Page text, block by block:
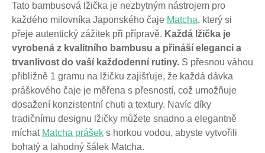
Tato bambusová lžička je nezbytným nástrojem pro
každého milovníka Japonského čaje Matcha, který si
přeje autentický zážitek při přípravě. Každá lžička je
vyrobená z kvalitního bambusu a přináší eleganci a
trvanlivost do vaší každodenní rutiny. S přesnou váhou
přibližně 1 gramu na lžičku zajišťuje, že každá dávka
práškového čaje je měřena s přesností, což umožňuje
dosažení konzistentní chuti a textury. Navíc díky
tradičnímu designu lžičky můžete snadno a elegantně
míchat Matcha prášek s horkou vodou, abyste vytvořili
bohatý a lahodný šálek Matcha.